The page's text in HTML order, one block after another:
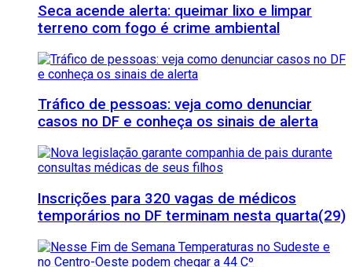
Seca acende alerta: queimar lixo e limpar
terreno com fogo é crime ambiental
Tráfico de pessoas: veja como denunciar
casos no DF e conheça os sinais de alerta
Inscrições para 320 vagas de médicos
temporários no DF terminam nesta quarta(29)